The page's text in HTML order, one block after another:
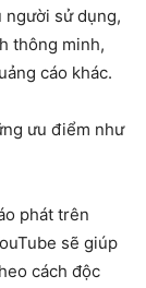
người sử dụng,
thông minh,
cáo khác.
ưu điểm như
phát trên
sẽ giúp
cách độc